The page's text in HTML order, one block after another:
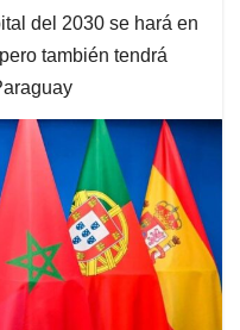
del 2030 se hará en
también tendrá